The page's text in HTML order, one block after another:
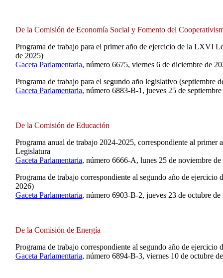
De la Comisión de Economía Social y Fomento del
Programa de trabajo para el primer año de ejercicio de la LXVI
de 2025)
Gaceta Parlamentaria, número 6675, viernes 6 de diciembre de
Programa de trabajo para el segundo año legislativo (septiembre
Gaceta Parlamentaria, número 6883-B-1, jueves 25 de
De la Comisión de Educación
Programa anual de trabajo 2024-2025, correspondiente al
Legislatura
Gaceta Parlamentaria, número 6666-A, lunes 25 de noviembre de
Programa de trabajo correspondiente al segundo año de
2026)
Gaceta Parlamentaria, número 6903-B-2, jueves 23 de octubre de
De la Comisión de Energía
Programa de trabajo correspondiente al segundo año de
Gaceta Parlamentaria, número 6894-B-3, viernes 10 de octubre